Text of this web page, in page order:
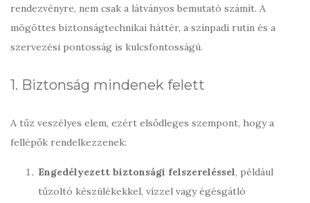
rendezvényre, nem csak a látványos bemutató számít. A
mögöttes biztonságtechnikai háttér, a színpadi rutin és a
szervezési pontosság is kulcsfontosságú.
1. Biztonság mindenek felett
A tűz veszélyes elem, ezért elsődleges szempont, hogy a
fellépők rendelkezzenek:
Engedélyezett biztonsági felszereléssel, például
tűzoltó készülékekkel, vízzel vagy égésgátló